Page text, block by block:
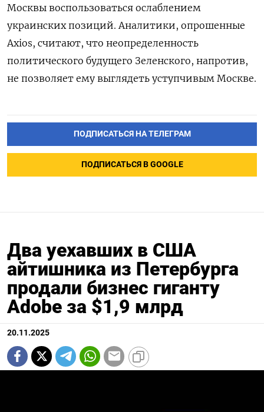
Москвы воспользоваться ослаблением
украинских позиций. Аналитики, опрошенные
Axios, считают, что неопределенность
политического будущего Зеленского, напротив,
не позволяет ему выглядеть уступчивым Москве.
ПОДПИСАТЬСЯ НА ТЕЛЕГРАМ
ПОДПИСАТЬСЯ В GOOGLE
Два уехавших в США
айтишника из Петербурга
продали бизнес гиганту
Adobe за $1,9 млрд
20.11.2025